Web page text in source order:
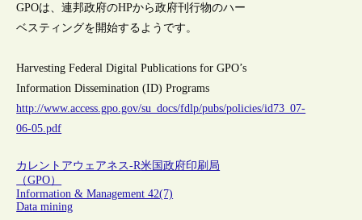
GPOは、連邦政府のHPから政府刊行物のハー
ベスティングを開始するようです。
Harvesting Federal Digital Publications for GPO’s
Information Dissemination (ID) Programs
http://www.access.gpo.gov/su_docs/fdlp/pubs/policies/id73_07-
06-05.pdf
カレントアウェアネス-R米国政府印刷局
（GPO）
Information & Management 42(7)
Data mining